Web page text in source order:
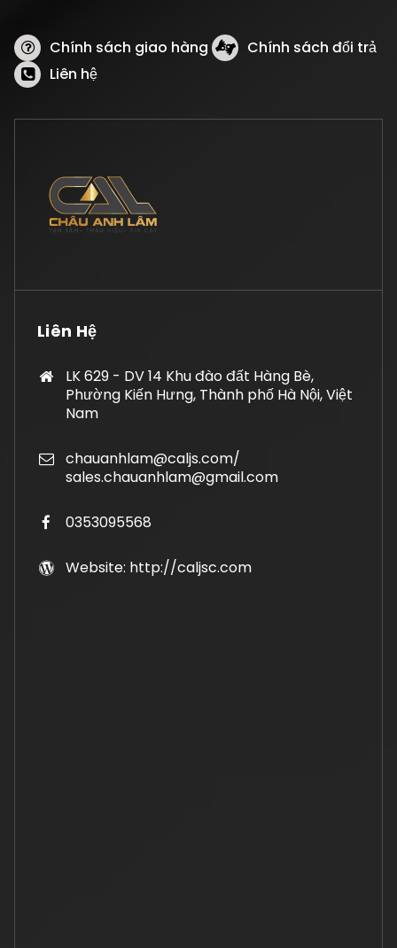
Chính sách giao hàng
Chính sách đổi trả
Liên hệ
Liên Hệ
LK 629 - DV 14 Khu đào đất Hàng Bè,
Phường Kiến Hưng, Thành phố Hà Nội, Việt
Nam
chauanhlam@caljs.com/
sales.chauanhlam@gmail.com
0353095568
Website: http://caljsc.com